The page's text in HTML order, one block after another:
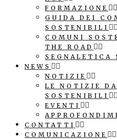
FORMAZIONE
GUIDA DEI
SOSTENIBILI
COMUNI
THE ROAD
SEGNALETICA
NEWS
NOTIZIE
LE NOTIZIE
SOSTENIBILI
EVENTI
CONTATTI
COMUNICAZIONE